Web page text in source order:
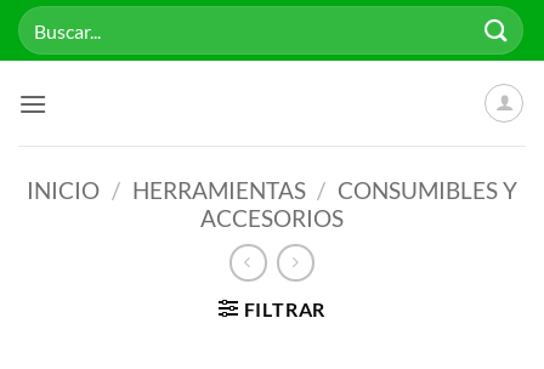
Saltar
Buscar
por:
INICIO / HERRAMIENTAS / CONSUMIBLES Y
ACCESORIOS
FILTRAR